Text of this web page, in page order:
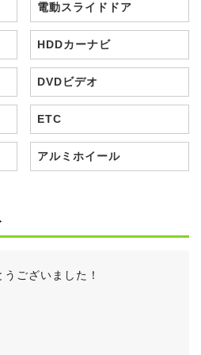
電動スライドドア
HDDカーナビ
DVDビデオ
ETC
アルミホイール
ございました！